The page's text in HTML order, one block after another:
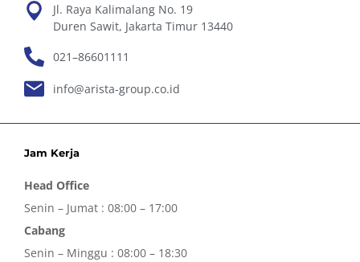
Jl. Raya Kalimalang No. 19
Duren Sawit, Jakarta Timur 13440
021–86601111
info@arista-group.co.id
Jam Kerja
Head Office
Senin – Jumat : 08:00 – 17:00
Cabang
Senin – Minggu : 08:00 – 18:30